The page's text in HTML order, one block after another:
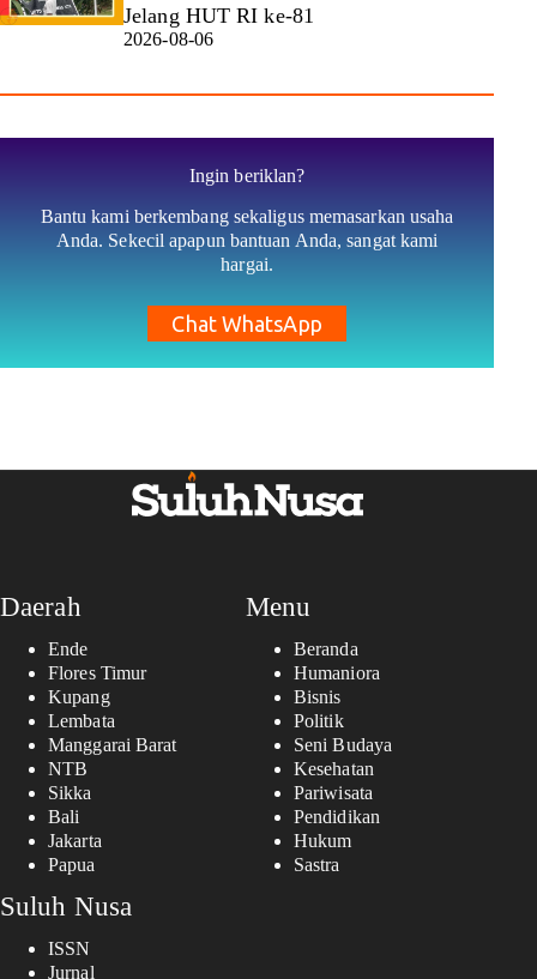
Jelang HUT RI ke-81
2026-08-06
Ingin beriklan?
Bantu kami berkembang sekaligus memasarkan usaha
Anda. Sekecil apapun bantuan Anda, sangat kami
hargai.
Chat WhatsApp
Daerah
Ende
Flores Timur
Kupang
Lembata
Manggarai Barat
NTB
Sikka
Bali
Jakarta
Papua
Menu
Beranda
Humaniora
Bisnis
Politik
Seni Budaya
Kesehatan
Pariwisata
Pendidikan
Hukum
Sastra
Suluh Nusa
ISSN
Jurnal